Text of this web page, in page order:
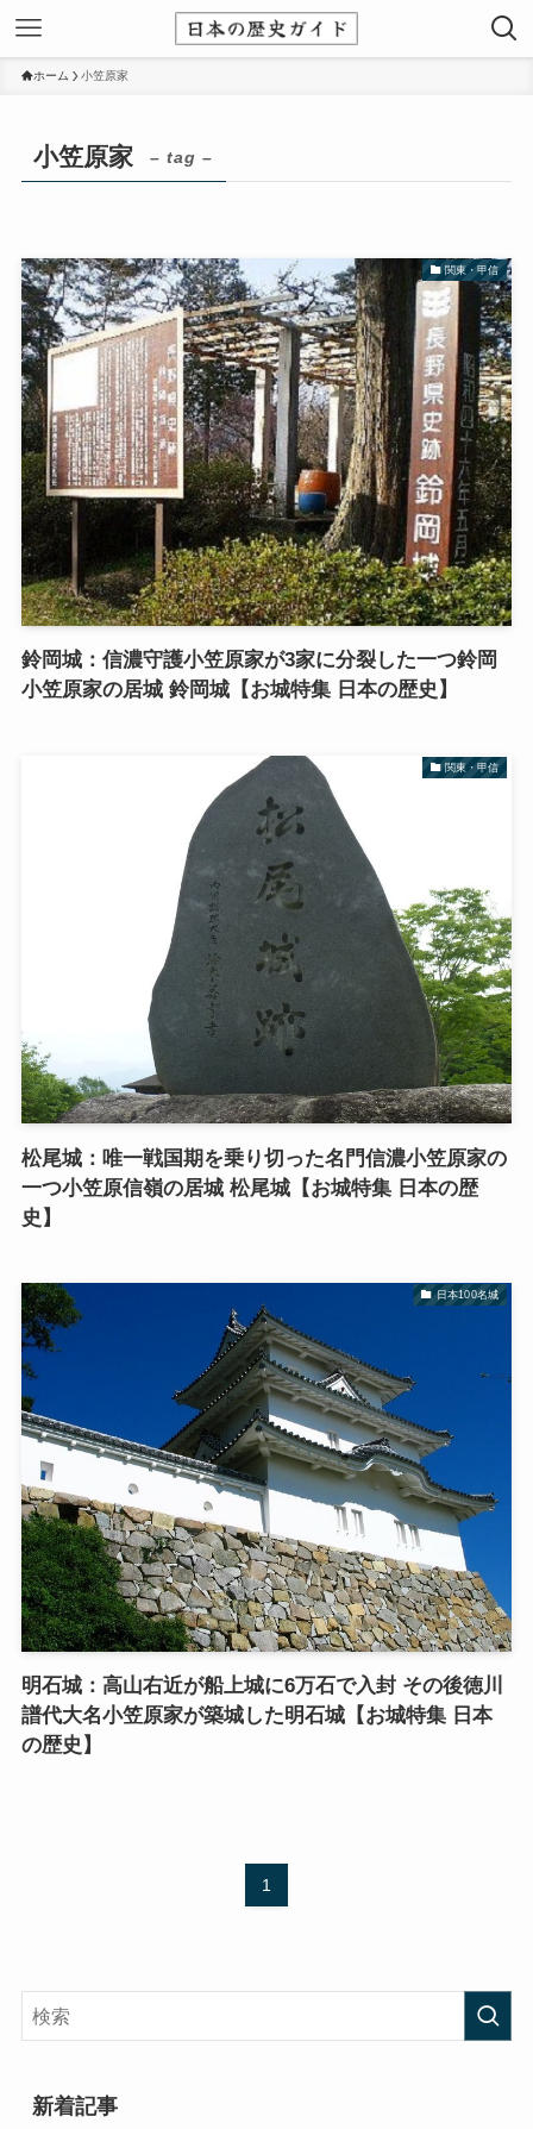
ホーム 小笠原家
小笠原家 – tag –
関東・甲信
鈴岡城：信濃守護小笠原家が3家に分裂した一つ鈴岡
小笠原家の居城 鈴岡城【お城特集 日本の歴史】
関東・甲信
松尾城：唯一戦国期を乗り切った名門信濃小笠原家の
一つ小笠原信嶺の居城 松尾城【お城特集 日本の歴
史】
日本100名城
明石城：高山右近が船上城に6万石で入封 その後徳川
譜代大名小笠原家が築城した明石城【お城特集 日本
の歴史】
1
新着記事